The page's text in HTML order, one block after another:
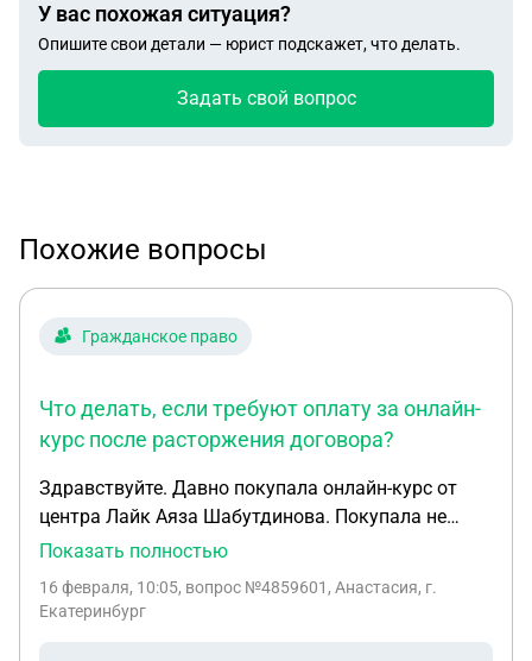
У вас похожая ситуация?
Опишите свои детали — юрист подскажет, что делать.
Задать свой вопрос
Похожие вопросы
Гражданское право
Что делать, если требуют оплату за онлайн-
курс после расторжения договора?
Здравствуйте. Давно покупала онлайн-курс от
центра Лайк Аяза Шабутдинова. Покупала не
через банк,а внутреннюю рассрочку. Далее курс
службу поддержки о расторжении договора и о
Показать полностью
16 февраля, 10:05, вопрос №4859601, Анастасия, г.
Екатеринбург